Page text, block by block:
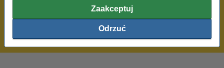
Zaakceptuj
Odrzuć
600 tysięcy zadowolonych klientów
Najniższe ceny!